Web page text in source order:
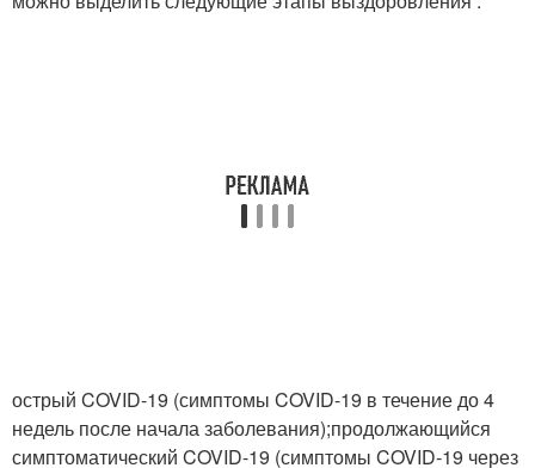
острый COVID-19 (симптомы COVID-19 в течение до 4
недель после начала заболевания);продолжающийся
симптоматический COVID-19 (симптомы COVID-19 через